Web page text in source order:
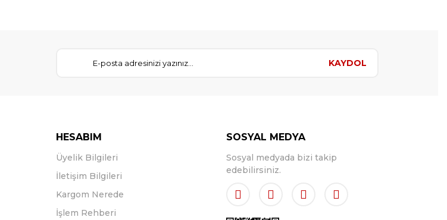
KAYDOL
HESABIM
Üyelik Bilgileri
İletişim Bilgileri
Kargom Nerede
İşlem Rehberi
SOSYAL MEDYA
Sosyal medyada bizi takip
edebilirsiniz.